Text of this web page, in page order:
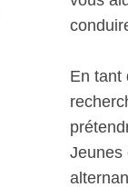
En tant
Jeunes